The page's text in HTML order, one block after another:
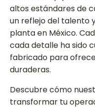
altos estándares de
un reflejo del talento
planta en México.
cada detalle ha sido
fabricado para
duraderas.
Descubre cómo
transformar tu